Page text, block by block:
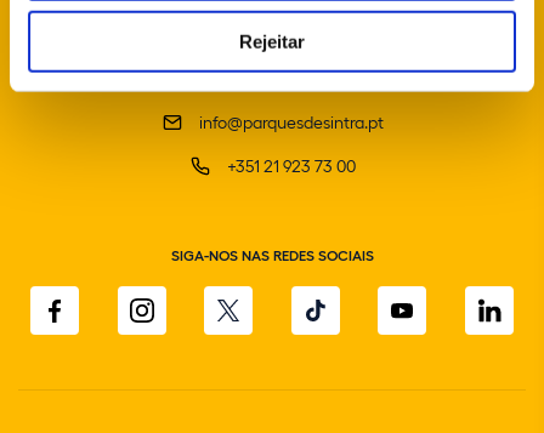
Rejeitar
info@parquesdesintra.pt
+351 21 923 73 00
SIGA-NOS NAS REDES SOCIAIS